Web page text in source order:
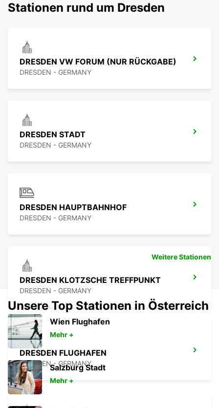
Stationen rund um Dresden
DRESDEN VW FORUM (NUR RÜCKGABE)
DRESDEN - GERMANY
DRESDEN STADT
DRESDEN - GERMANY
DRESDEN HAUPTBAHNHOF
DRESDEN - GERMANY
DRESDEN KLOTZSCHE TREFFPUNKT
DRESDEN - GERMANY
DRESDEN FLUGHAFEN
DRESDEN - GERMANY
Weitere Stationen
Unsere Top Stationen in Österreich
Wien Flughafen
Mehr +
Salzburg Stadt
Mehr +